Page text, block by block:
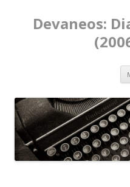
Devaneos: